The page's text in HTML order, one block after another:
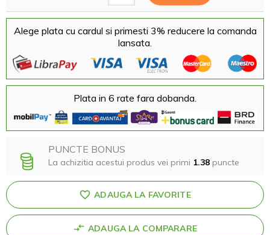
Alege plata cu cardul si primesti 3% reducere la comanda
lansata.
Plata in 6 rate fara dobanda.
PUNCTE BONUS
La achizitia acestui produs vei primi 1.38 puncte
ADAUGA LA FAVORITE
ADAUGA LA COMPARARE